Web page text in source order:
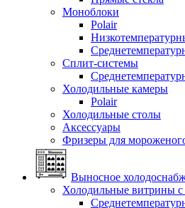
Моноблоки
Polair
Сплит-системы
Холодильные камеры
Polair
Холодильные столы
Аксессуары
Фризеры для
Выносное
Холодильные витрины